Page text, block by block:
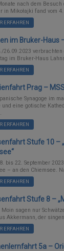
nach dem
in Mikołajki fand vom
ERFAHREN
im Bruker-Haus
26.09.2023
im Bruker-Haus
ERFAHREN
Prag –
Synagoge im
und eine gotische
ERFAHREN
Stufe 10 –
bis 22. September
– an den Chiemsee.
ERFAHREN
Stufe 8 –
Moin sagen nur
Akkermann, der
ERFAHREN
5a –